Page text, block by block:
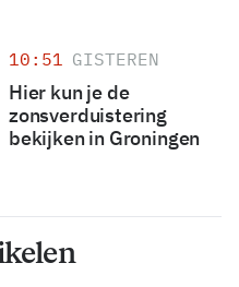
10:51 GISTEREN
Hier kun je de
zonsverduistering
bekijken in Groningen